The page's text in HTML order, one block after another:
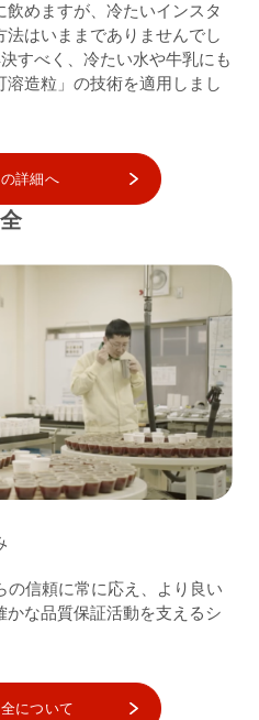
めますが、冷たいインスタ
はいままでありませんでし
すべく、冷たい水や牛乳にも
造粒」の技術を適用しまし
詳細へ
の信頼に常に応え、より良い
な品質保証活動を支えるシ
について